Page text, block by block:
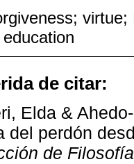
de citar:
Elda &
del perdón
de